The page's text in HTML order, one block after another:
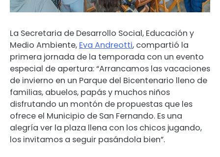
La Secretaria de Desarrollo Social, Educación y
Medio Ambiente, Eva Andreotti, compartió la
primera jornada de la temporada con un evento
especial de apertura: “Arrancamos las vacaciones
de invierno en un Parque del Bicentenario lleno de
familias, abuelos, papás y muchos niños
disfrutando un montón de propuestas que les
ofrece el Municipio de San Fernando. Es una
alegría ver la plaza llena con los chicos jugando,
los invitamos a seguir pasándola bien”.